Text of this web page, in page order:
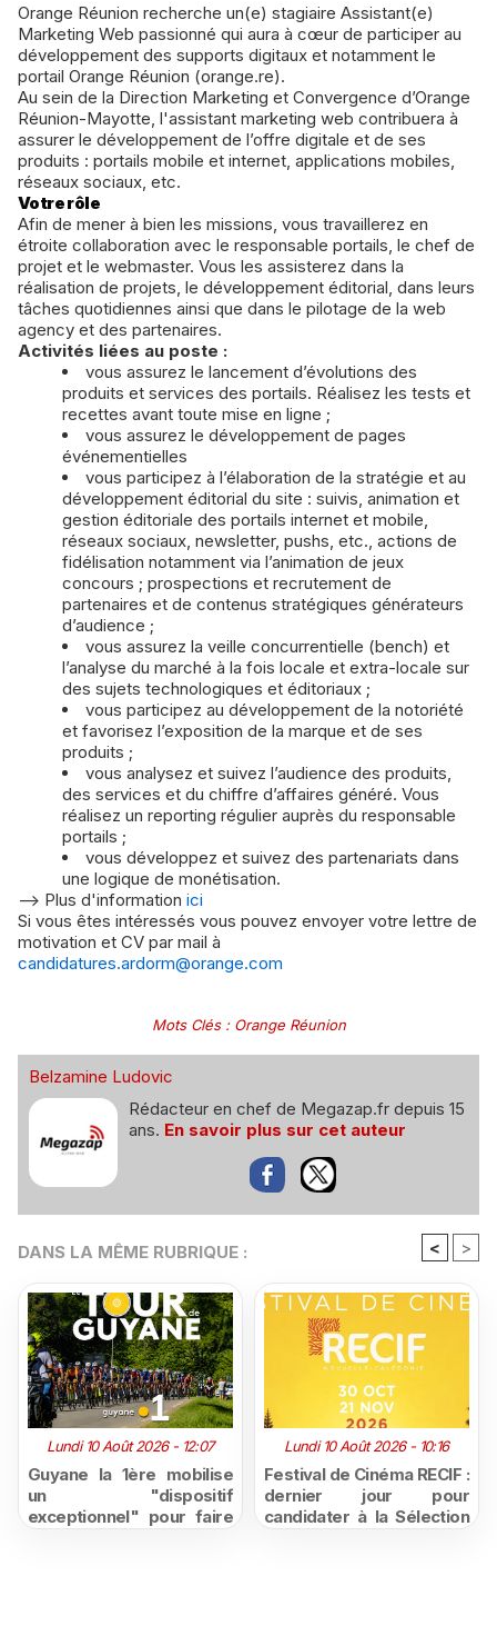
Orange Réunion recherche un(e) stagiaire Assistant(e)
Marketing Web passionné qui aura à cœur de participer au
développement des supports digitaux et notamment le
portail Orange Réunion (orange.re).
Au sein de la Direction Marketing et Convergence d’Orange
Réunion-Mayotte, l'assistant marketing web contribuera à
assurer le développement de l’offre digitale et de ses
produits : portails mobile et internet, applications mobiles,
réseaux sociaux, etc.
Votre rôle
Afin de mener à bien les missions, vous travaillerez en
étroite collaboration avec le responsable portails, le chef de
projet et le webmaster. Vous les assisterez dans la
réalisation de projets, le développement éditorial, dans leurs
tâches quotidiennes ainsi que dans le pilotage de la web
agency et des partenaires.
Activités liées au poste :
vous assurez le lancement d’évolutions des
produits et services des portails. Réalisez les tests et
recettes avant toute mise en ligne ;
vous assurez le développement de pages
événementielles
vous participez à l’élaboration de la stratégie et au
développement éditorial du site : suivis, animation et
gestion éditoriale des portails internet et mobile,
réseaux sociaux, newsletter, pushs, etc., actions de
fidélisation notamment via l’animation de jeux
concours ; prospections et recrutement de
partenaires et de contenus stratégiques générateurs
d’audience ;
vous assurez la veille concurrentielle (bench) et
l’analyse du marché à la fois locale et extra-locale sur
des sujets technologiques et éditoriaux ;
vous participez au développement de la notoriété
et favorisez l’exposition de la marque et de ses
produits ;
vous analysez et suivez l’audience des produits,
des services et du chiffre d’affaires généré. Vous
réalisez un reporting régulier auprès du responsable
portails ;
vous développez et suivez des partenariats dans
une logique de monétisation.
--> Plus d'information ici
Si vous êtes intéressés vous pouvez envoyer votre lettre de
motivation et CV par mail à
candidatures.ardorm@orange.com
Mots Clés: Orange Réunion
Belzamine Ludovic
Rédacteur en chef de Megazap.fr depuis 15
ans. En savoir plus sur cet auteur
DANS LA MÊME RUBRIQUE : < >
Lundi 10 Août 2026 - 12:07
Guyane la 1ère mobilise
un "dispositif
exceptionnel" pour faire
Lundi 10 Août 2026 - 10:16
Festival de Cinéma RECIF :
dernier jour pour
candidater à la Sélection